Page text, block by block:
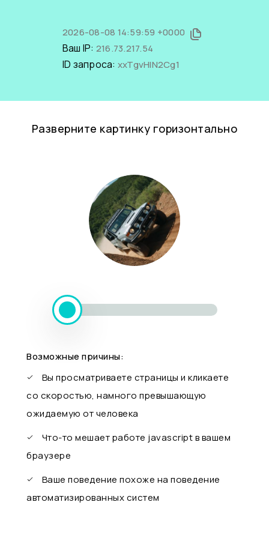
2026-08-08 14:59:59 +0000
Ваш IP: 216.73.217.54
ID запроса: xxTgvHIN2Cg1
Разверните картинку горизонтально
Возможные причины:
Вы просматриваете страницы и кликаете
со скоростью, намного превышающую
ожидаемую от человека
Что-то мешает работе javascript в вашем
браузере
Ваше поведение похоже на поведение
автоматизированных систем